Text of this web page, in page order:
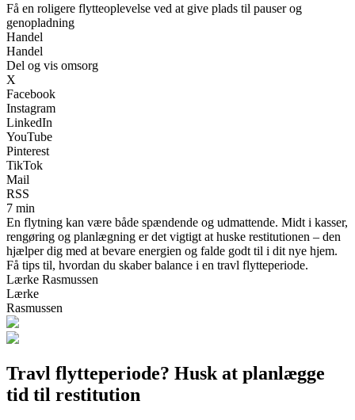
Få en roligere flytteoplevelse ved at give plads til pauser og
genopladning
Handel
Handel
Del og vis omsorg
X
Facebook
Instagram
LinkedIn
YouTube
Pinterest
TikTok
Mail
RSS
7 min
En flytning kan være både spændende og udmattende. Midt i kasser,
rengøring og planlægning er det vigtigt at huske restitutionen – den
hjælper dig med at bevare energien og falde godt til i dit nye hjem.
Få tips til, hvordan du skaber balance i en travl flytteperiode.
Lærke Rasmussen
Lærke
Rasmussen
Travl flytteperiode? Husk at planlægge
tid til restitution